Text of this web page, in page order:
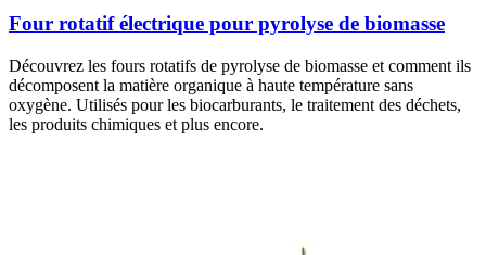
Four rotatif électrique pour pyrolyse de biomasse
Découvrez les fours rotatifs de pyrolyse de biomasse et comment ils
décomposent la matière organique à haute température sans
oxygène. Utilisés pour les biocarburants, le traitement des déchets,
les produits chimiques et plus encore.